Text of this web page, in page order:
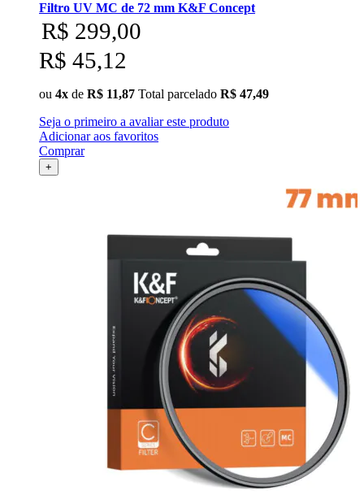
Ulanzi
Utech
Visico
Waywel
ZG Cine
Filtro UV MC de 72 mm K&F Concept
R$ 299,00
R$ 45,12
ou 4x de R$ 11,87 Total parcelado R$ 47,49
Seja o primeiro a avaliar este produto
Adicionar aos favoritos
Comprar
+